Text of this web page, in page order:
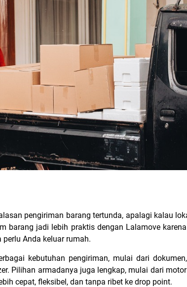
pengiriman barang tertunda, apalagi kalau
barang jadi lebih praktis dengan Lalamove
Anda keluar rumah.
kebutuhan pengiriman, mulai dari
Pilihan armadanya juga lengkap, mulai dari
cepat, fleksibel, dan tanpa ribet ke drop point.